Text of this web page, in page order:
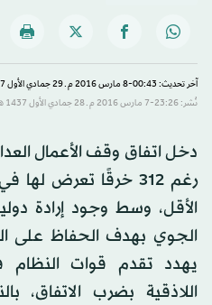
آخر تحديث: 00:43-8 مارس 2016 م ـ 29 جمادي الأول 1437 هـ
نُشر: 23:26-7 مارس 2016 م ـ 28 جمادي الأول 1437 هـ
دخل اتفاق وقف الأعمال
الأقل، وسط وجود إرادة
الجوي بهدف الحفاظ على
يهدد تقدم قوات
اللاذقية بضرب الاتفاق،